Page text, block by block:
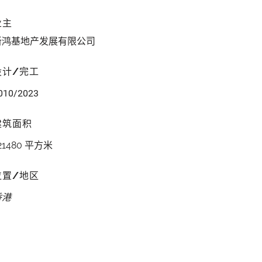
基地产发展有限公司
计/完工
2023
筑面积
平方米
置/地区
港